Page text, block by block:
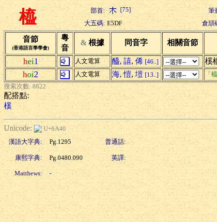
橀 部首: [75]
筆
大五碼: E5DF 倉頡
音節
(香港語言學學會)
粵
音
& 根據 同音字 相關音節
hei1 人文電算 醯, 譆, 俙 [46..] 榽
hoi2 人文電算 海,愷, 塏 [13..]
「
搜索次數: 8822
配搭點:
榽
Unicode:
U+6A40
漢語大字典:
Pg.1295 普通話:
康熙字典: Pg.0480.090 英譯:
Matthews: -